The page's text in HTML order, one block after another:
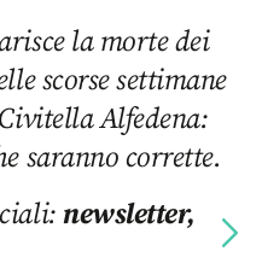
la morte dei
scorse settimane
Alfedena:
saranno corrette.
newsletter,